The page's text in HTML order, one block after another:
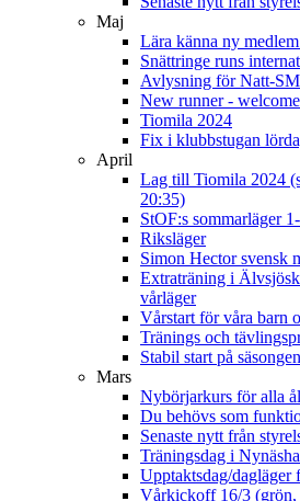
Maj
Lära känna ny
Snättringe runs
Avlysning för Natt-
New runner -
Tiomila 2024
Fix i klubbstugan
April
Lag till Tiomila 2024
20:35)
StOF:s sommarläger
Riksläger
Simon Hector svensk
Extraträning i
vårläger
Vårstart för våra barn
Tränings och
Stabil start på säsongen
Mars
Nybörjarkurs för alla
Du behövs som
Senaste nytt från
Träningsdag i
Upptaktsdag/dagläger
Vårkickoff 16/3